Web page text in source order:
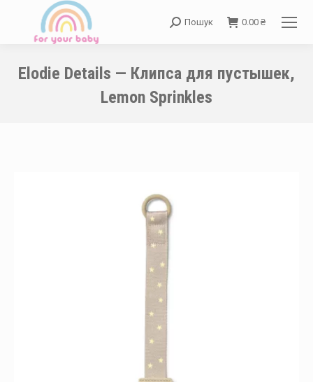
Search:
Пошук 0.00 ₴
Elodie Details — Клипса для пустышек,
Lemon Sprinkles